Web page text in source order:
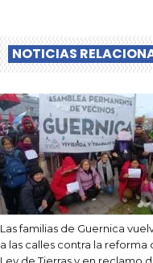
NOTICIAS
Las familias de Guernica
a las calles contra la reforma